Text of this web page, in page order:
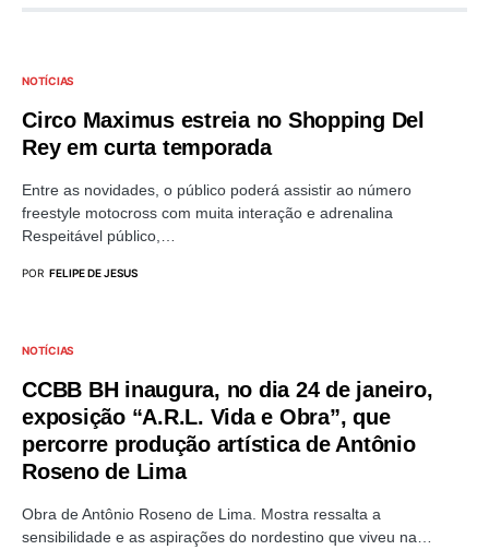
NOTÍCIAS
Circo Maximus estreia no Shopping Del
Rey em curta temporada
Entre as novidades, o público poderá assistir ao número
freestyle motocross com muita interação e adrenalina
Respeitável público,…
POR FELIPE DE JESUS
NOTÍCIAS
CCBB BH inaugura, no dia 24 de janeiro,
exposição “A.R.L. Vida e Obra”, que
percorre produção artística de Antônio
Roseno de Lima
Obra de Antônio Roseno de Lima. Mostra ressalta a
sensibilidade e as aspirações do nordestino que viveu na…